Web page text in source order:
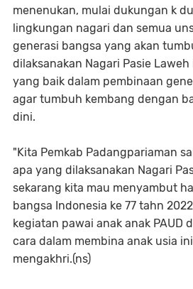
menenukan, mulai dukungan k
lingkungan nagari dan semua
generasi bangsa yang akan
dilaksanakan Nagari Pasie
yang baik dalam pembinaan
agar tumbuh kembang dengan
dini.
"Kita Pemkab Padangpariaman
apa yang dilaksanakan Nagari
sekarang kita mau menyambut
bangsa Indonesia ke 77 tahn
kegiatan pawai anak anak PAUD
cara dalam membina anak usia
mengakhri.(ns)